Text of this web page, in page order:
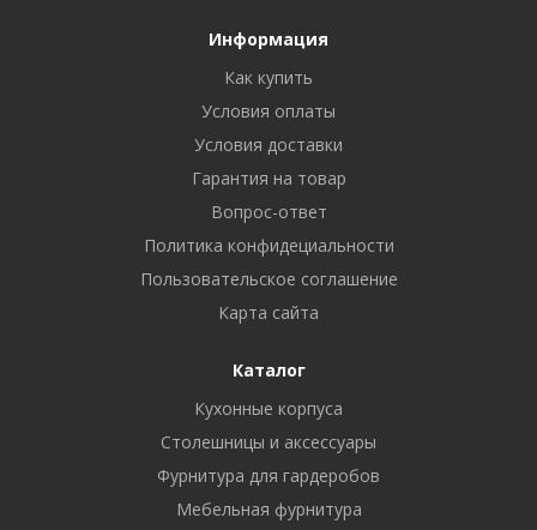
Информация
Как купить
Условия оплаты
Условия доставки
Гарантия на товар
Вопрос-ответ
Политика конфидециальности
Пользовательское соглашение
Карта сайта
Каталог
Кухонные корпуса
Столешницы и аксессуары
Фурнитура для гардеробов
Мебельная фурнитура